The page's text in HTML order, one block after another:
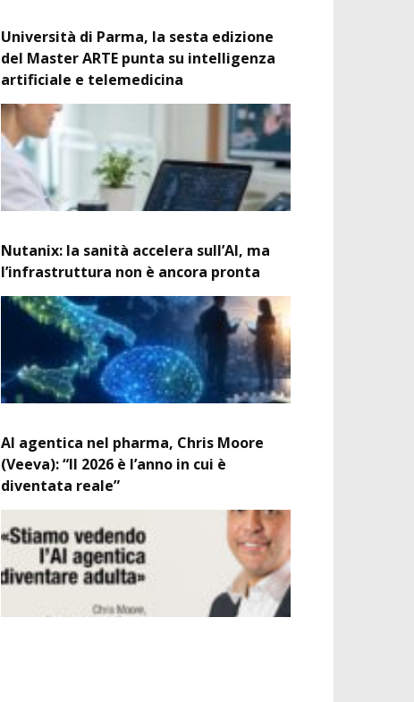
Università di Parma, la sesta edizione
del Master ARTE punta su intelligenza
artificiale e telemedicina
Nutanix: la sanità accelera sull’AI, ma
l’infrastruttura non è ancora pronta
AI agentica nel pharma, Chris Moore
(Veeva): “Il 2026 è l’anno in cui è
diventata reale”